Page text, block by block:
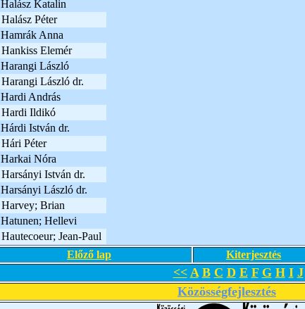
Halász Katalin
Halász Péter
Hamrák Anna
Hankiss Elemér
Harangi László
Harangi László dr.
Hardi András
Hardi Ildikó
Hárdi István dr.
Hári Péter
Harkai Nóra
Harsányi István dr.
Harsányi László dr.
Harvey; Brian
Hatunen; Hellevi
Hautecoeur; Jean-Paul
Előző lap
Kiterjesztés
<< A B C D E F G H I J
Közösségfejlesztés